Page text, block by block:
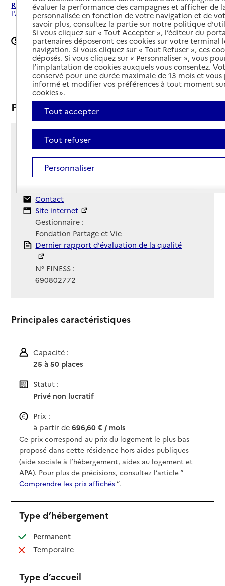
Rechercher les établissements autour de Sainte-Foy-
l'Argentière
Signaler une erreur
Sommaire
Présentation
159 rue du Stade
69610 - Sainte-Foy-l'Argentière
Voir itinéraire
Téléphone :
Contact
Contact
Site Internet
Site internet
Gestionnaire :
Fondation Partage et Vie
Rapport HAS
Dernier rapport d'évaluation de la qualité
N° FINESS :
690802772
Principales caractéristiques
Capacité :
25 à 50 places
Statut :
Privé non lucratif
Prix :
à partir de696,60 € / mois
Ce prix correspond au prix du logement le plus bas
proposé dans cette résidence hors aides publiques
(aide sociale à l’hébergement, aides au logement et
APA). Pour plus de précisions, consultez l’article “
Comprendre les prix affichés”.
Type d’hébergement
Permanent: disponible
Temporaire: non disponible
Type d’accueil
évaluer la performance des campagnes et afficher de
personnalisée en fonction de votre navigation et de
savoir plus, consultez la partie sur notre politique
Si vous cliquez sur « Tout Accepter », l’éditeur du
partenaires déposeront ces cookies sur votre terminal
navigation. Si vous cliquez sur « Tout Refuser », ces
déposés. Si vous cliquez sur « Personnaliser », vous
l’implantation de cookies auxquels vous consentez.
conservé pour une durée maximale de 13 mois et
informé et modifier vos préférences à tout moment
cookies ».
Tout accepter
Tout refuser
Personnaliser